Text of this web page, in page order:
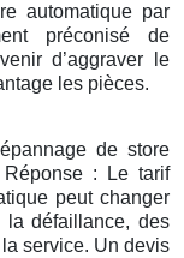
automatique par
préconisé de
d’aggraver le
les pièces.
de store
: Le tarif
peut changer
défaillance, des
service. Un devis